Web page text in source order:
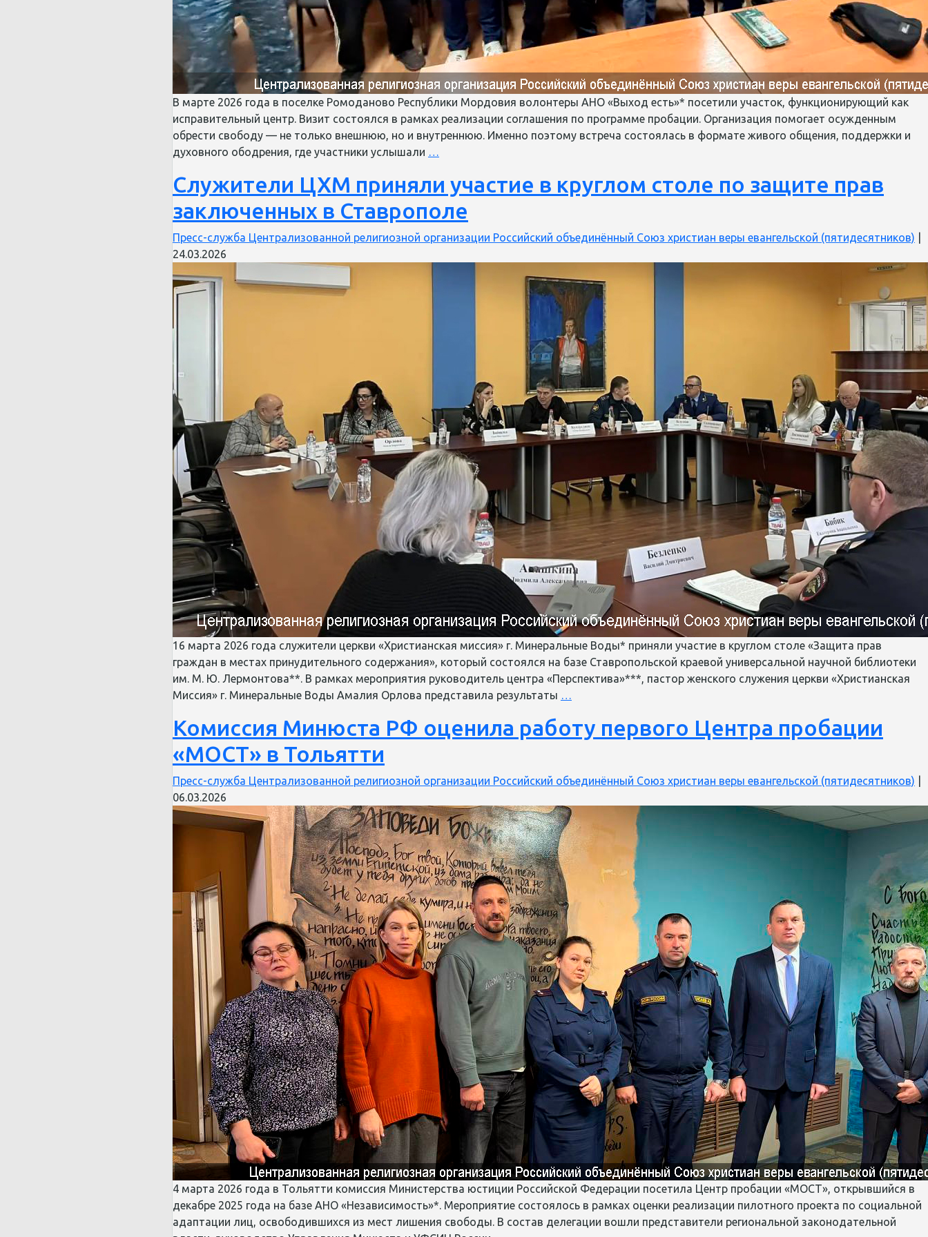
В марте 2026 года в поселке Ромоданово Республики Мордовия волонтеры АНО «Выход есть»* посетили участок, функционирующий как
исправительный центр. Визит состоялся в рамках реализации соглашения по программе пробации. Организация помогает осужденным
обрести свободу — не только внешнюю, но и внутреннюю. Именно поэтому встреча состоялась в формате живого общения, поддержки и
духовного ободрения, где участники услышали …
«Выход
есть»
посетили
УФИЦ
Служители ЦХМ приняли участие в круглом столе по защите прав
заключенных в Ставрополе
Пресс-служба Централизованной религиозной организации Российский объединённый Союз христиан веры евангельской (пятидесятников)
24.03.2026
16 марта 2026 года служители церкви «Христианская миссия» г. Минеральные Воды* приняли участие в круглом столе «Защита прав
граждан в местах принудительного содержания», который состоялся на базе Ставропольской краевой универсальной научной библиотеки
им. М. Ю. Лермонтова**. В рамках мероприятия руководитель центра «Перспектива»***, пастор женского служения церкви «Христианская
Миссия» г. Минеральные Воды Амалия Орлова представила результаты …
приняли
участие
круглом
по
защите
прав
заключенных
Ставрополе
Комиссия Минюста РФ оценила работу первого Центра пробации
«МОСТ» в Тольятти
Пресс-служба Централизованной религиозной организации Российский объединённый Союз христиан веры евангельской (пятидесятников)
06.03.2026
4 марта 2026 года в Тольятти комиссия Министерства юстиции Российской Федерации посетила Центр пробации «МОСТ», открывшийся в
декабре 2025 года на базе АНО «Независимость»*. Мероприятие состоялось в рамках оценки реализации пилотного проекта по социальной
адаптации лиц, освободившихся из мест лишения свободы. В состав делегации вошли представители региональной законодательной